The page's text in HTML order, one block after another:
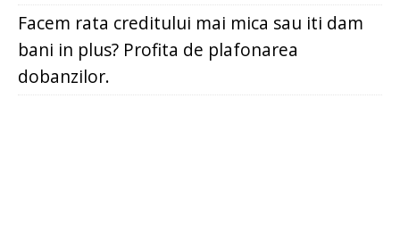
Facem rata creditului mai mica sau iti dam
bani in plus? Profita de plafonarea
dobanzilor.